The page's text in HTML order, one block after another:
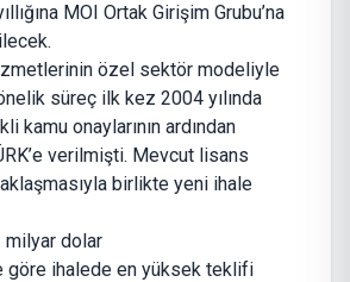
MOI Ortak Girişim Grubu’na
özel sektör modeliyle
süreç ilk kez 2004 yılında
kamu onaylarının ardından
verilmişti. Mevcut lisans
birlikte yeni ihale
milyar dolar
göre ihalede en yüksek teklifi